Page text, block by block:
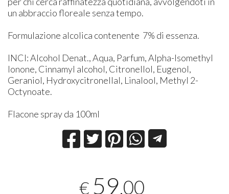
un abbraccio floreale senza tempo.
Formulazione alcolica contenente 7% di essenza.
INCI: Alcohol Denat., Aqua, Parfum, Alpha-Isomethyl
Ionone, Cinnamyl alcohol, Citronellol, Eugenol,
Geraniol, Hydroxycitronellal, Linalool, Methyl 2-
Octynoate.
Flacone spray da 100ml
€ 59,00